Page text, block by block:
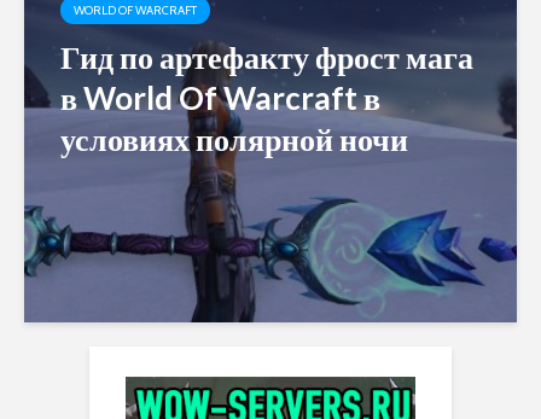
WORLD OF WARCRAFT
Гид по артефакту фрост мага
в World Of Warcraft в
условиях полярной ночи